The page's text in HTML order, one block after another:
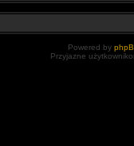
Powered by
Przyjazne